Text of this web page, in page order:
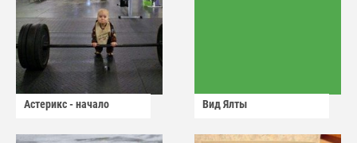
Астерикс - начало Вид Ялты